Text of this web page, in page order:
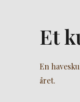
Et
En
året.